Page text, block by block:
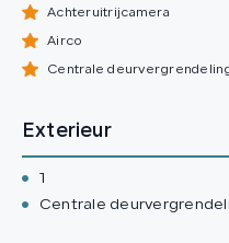
Achteruitrijcamera
Airco
Centrale
Exterieur
1
Centrale